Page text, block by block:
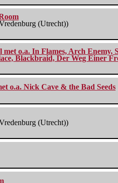
(Utrecht))
met o.a. In Flames, Arch
Blackbraid, Der Weg Einer
o.a. Nick Cave & the Bad Seeds
(Utrecht))